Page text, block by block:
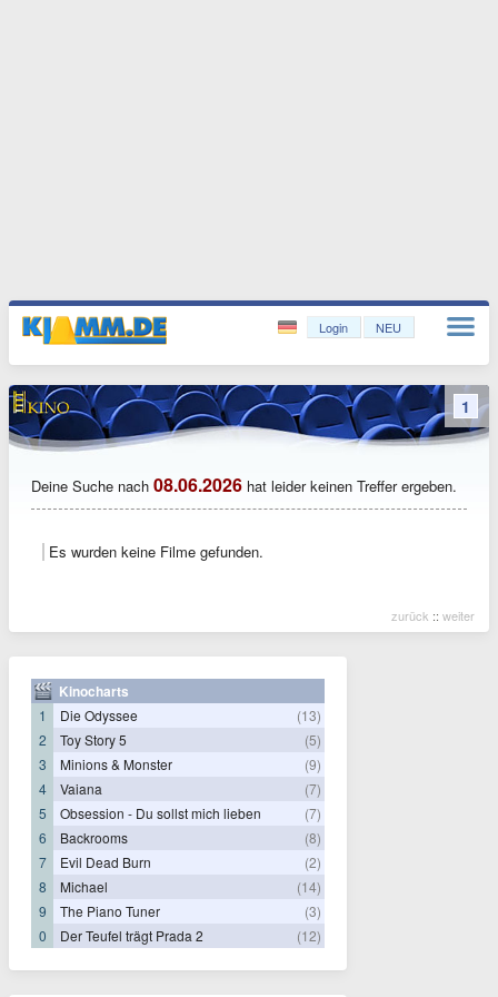
Login NEU
Deine Suche nach 08.06.2026 hat leider keinen Treffer ergeben.
Es wurden keine Filme gefunden.
zurück :: weiter
1
Kinocharts
1 Die Odyssee
(13)
2
Toy Story 5
(5)
3
Minions & Monster
(9)
4
Vaiana
(7)
5
Obsession - Du sollst mich lieben
(7)
6
Backrooms
(8)
7
Evil Dead Burn
(2)
8
Michael
(14)
9
The Piano Tuner
(3)
0
Der Teufel trägt Prada 2 (12)